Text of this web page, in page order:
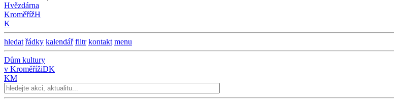
Hvězdárna
KroměřížH
K
hledat řádky kalendář filtr kontakt menu
Dům kultury
v KroměřížiDK
KM